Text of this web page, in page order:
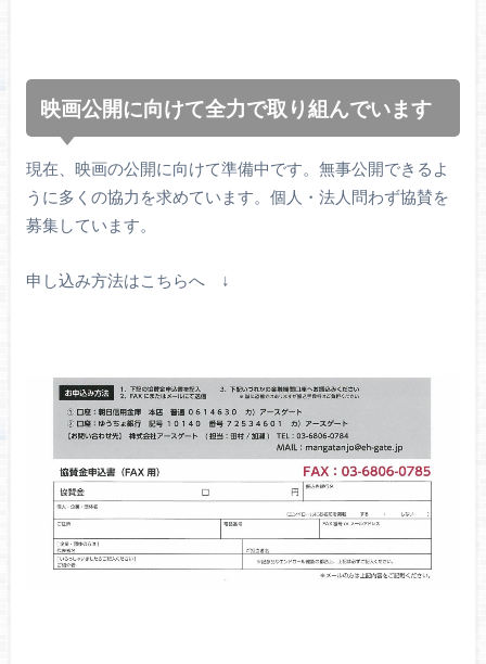
映画公開に向けて全力で取り組んでいます
現在、映画の公開に向けて準備中です。無事公開できるよ
うに多くの協力を求めています。個人・法人問わず協賛を
募集しています。
申し込み方法はこちらへ ↓